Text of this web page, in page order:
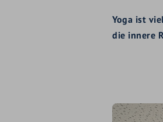
Yoga ist
die innere